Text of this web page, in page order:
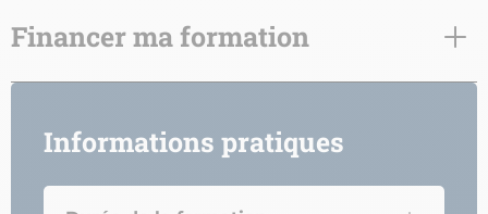
Financer ma formation
Informations pratiques